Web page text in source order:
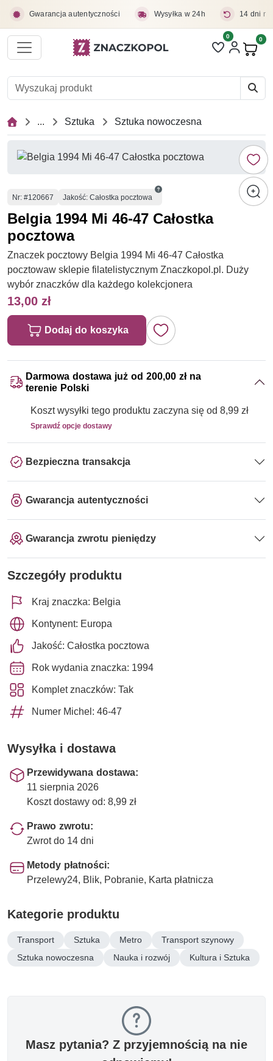
Gwarancja autentyczności Wysyłka w 24h 14 dni
Liczba pozycji
0 0
... Sztuka Sztuka nowoczesna
Numer
Nr: #120667 Jakość: Całostka pocztowa
Belgia 1994 Mi 46-47 Całostka
pocztowa
Znaczek pocztowy Belgia 1994 Mi 46-47 Całostka
pocztowaw sklepie filatelistycznym Znaczkopol.pl. Duży
wybór znaczków dla każdego kolekcjonera
13,00 zł
Dodaj do koszyka
Darmowa dostawa już od 200,00 zł na
terenie Polski
Koszt wysyłki tego produktu zaczyna się od 8,99 zł
Sprawdź opcje dostawy
Bezpieczna transakcja
Gwarancja autentyczności
Gwarancja zwrotu pieniędzy
Szczegóły produktu
Kraj znaczka: Belgia
Kontynent: Europa
Jakość: Całostka pocztowa
Rok wydania znaczka: 1994
Komplet znaczków: Tak
Numer Michel: 46-47
Wysyłka i dostawa
Przewidywana dostawa:
11 sierpnia 2026
Koszt dostawy od: 8,99 zł
Prawo zwrotu:
Zwrot do 14 dni
Metody płatności:
Przelewy24, Blik, Pobranie, Karta płatnicza
Kategorie produktu
Transport Sztuka Metro
Transport szynowy
Sztuka nowoczesna
Nauka i rozwój Kultura i Sztuka
Masz pytania? Z przyjemnością na nie